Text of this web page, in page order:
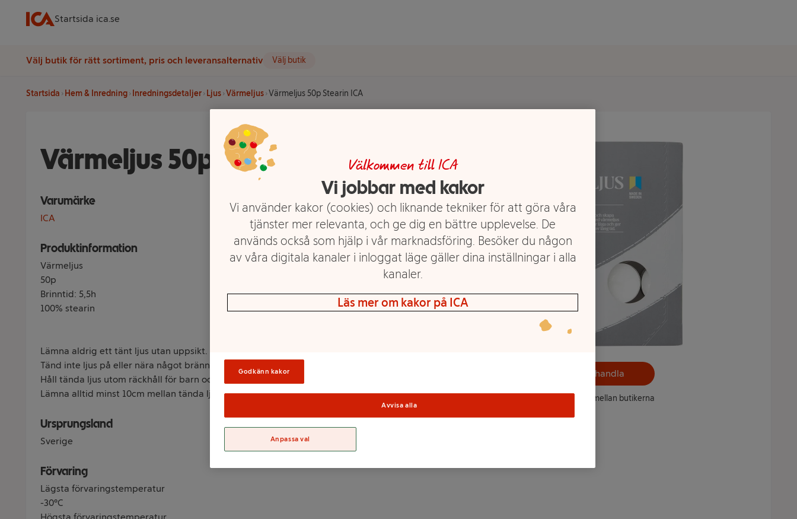
Startsida ica.se
Välj butik för rätt sortiment, pris och leveransalternativ Välj butik
Startsida Hem & Inredning Inredningsdetaljer Ljus Värmeljus Värmeljus 50p Stearin ICA
Värmeljus 50p Stearin ICA
Varumärke
ICA
Produktinformation
Värmeljus
50p
Brinntid: 5,5h
100% stearin
Lämna aldrig ett tänt ljus utan uppsikt.
Tänd inte ljus på eller nära något brännbart.
Håll tända ljus utom räckhåll för barn och husdjur.
Lämna alltid minst 10cm mellan tända ljus.
Ursprungsland
Sverige
Förvaring
Lägsta förvaringstemperatur
-30°C
Välj butik och handla
Sortimentet kan variera mellan butikerna
Välkommen till ICA
Vi jobbar med kakor
Vi använder kakor (cookies) och liknande tekniker för att göra våra
tjänster mer relevanta, och ge dig en bättre upplevelse. De
används också som hjälp i vår marknadsföring. Besöker du någon
av våra digitala kanaler i inloggat läge gäller dina inställningar i alla
kanaler.
Läs mer om kakor på ICA
Godkänn kakor
Avvisa alla
Anpassa val